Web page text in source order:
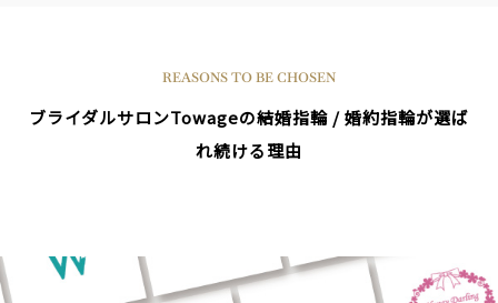
REASONS TO BE CHOSEN
ブライダルサロンTowageの結婚指輪 / 婚約指輪が選ば
れ続ける理由